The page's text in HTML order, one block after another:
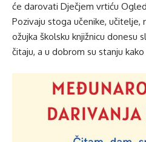
će darovati Dječjem vrtiću
Pozivaju stoga učenike, učitelje,
ožujka školsku knjižnicu donesu
čitaju, a u dobrom su stanju